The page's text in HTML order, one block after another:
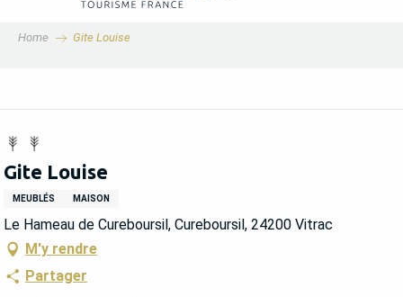
Home Gite Louise
Gite Louise
MEUBLÉS MAISON
Le Hameau de Cureboursil, Cureboursil, 24200 Vitrac
M'y rendre
Partager